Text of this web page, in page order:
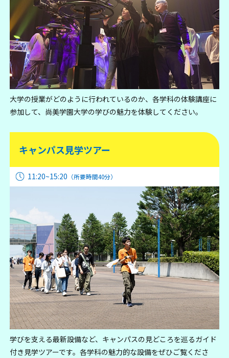
大学の授業がどのように行われているのか、各学科の体験講座に
参加して、尚美学園大学の学びの魅力を体験してください。
キャンパス見学ツアー
11:20~15:20 （所要時間40分）
学びを支える最新設備など、キャンパスの見どころを巡るガイド
付き見学ツアーです。各学科の魅力的な設備をぜひご覧くださ